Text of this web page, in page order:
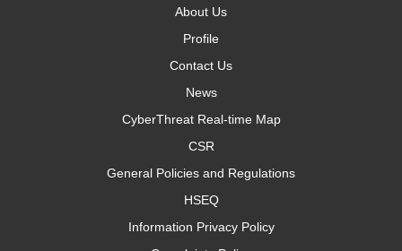
About Us
Profile
Contact Us
News
CyberThreat Real-time Map
CSR
General Policies and Regulations
HSEQ
Information Privacy Policy